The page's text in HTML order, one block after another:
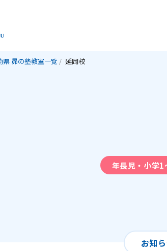
県 昴の塾教室一覧 延岡校
年長児・小学1
お知